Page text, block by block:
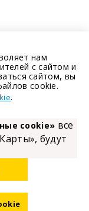
нам
с сайтом и
сайтом, вы
cookie.
.
cookie» все
будут